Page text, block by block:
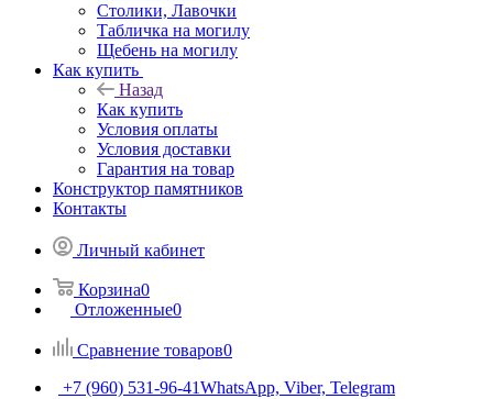
Столики, Лавочки
Табличка на могилу
Щебень на могилу
Как купить
Назад
Как купить
Условия оплаты
Условия доставки
Гарантия на товар
Конструктор памятников
Контакты
Личный кабинет
Корзина0
Отложенные0
Сравнение товаров0
+7 (960) 531-96-41WhatsApp, Viber, Telegram